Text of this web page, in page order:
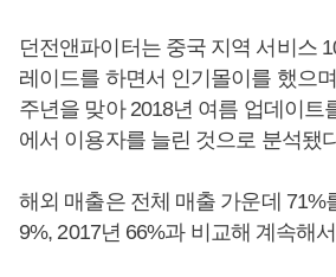
던전앤파이터는 중국 지역 서비스
레이드를 하면서 인기몰이를 했으
주년을 맞아 2018년 여름 업데이트
에서 이용자를 늘린 것으로 분석됐
해외 매출은 전체 매출 가운데 71%
9%, 2017년 66%과 비교해 계속해